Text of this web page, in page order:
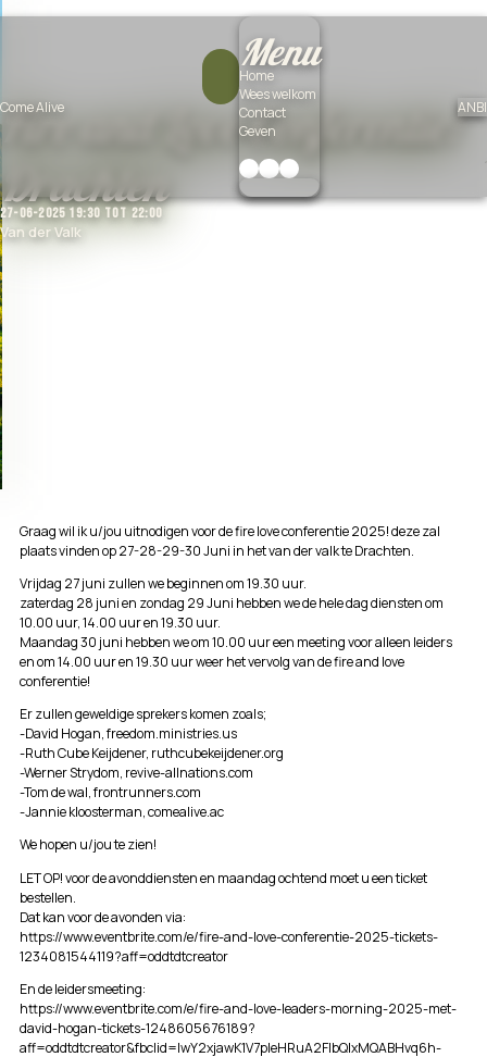
Come Alive
Menu
Home
Wees welkom
Contact
Geven
ANBI
Fire and Love Conferentie!
Drachten
27-06-2025 19:30 tot 22:00
Van der Valk
Graag wil ik u/jou uitnodigen voor de fire love conferentie 2025! deze zal
plaats vinden op 27-28-29-30 Juni in het van der valk te Drachten.
Vrijdag 27 juni zullen we beginnen om 19.30 uur.
zaterdag 28 juni en zondag 29 Juni hebben we de hele dag diensten om
10.00 uur, 14.00 uur en 19.30 uur.
Maandag 30 juni hebben we om 10.00 uur een meeting voor alleen leiders
en om 14.00 uur en 19.30 uur weer het vervolg van de fire and love
conferentie!
Er zullen geweldige sprekers komen zoals;
-David Hogan, freedom.ministries.us
-Ruth Cube Keijdener, ruthcubekeijdener.org
-Werner Strydom, revive-allnations.com
-Tom de wal, frontrunners.com
-Jannie kloosterman, comealive.ac
We hopen u/jou te zien!
LET OP! voor de avonddiensten en maandag ochtend moet u een ticket
bestellen.
Dat kan voor de avonden via:
https://www.eventbrite.com/e/fire-and-love-conferentie-2025-tickets-
1234081544119?aff=oddtdtcreator
En de leidersmeeting:
https://www.eventbrite.com/e/fire-and-love-leaders-morning-2025-met-
david-hogan-tickets-1248605676189?
aff=oddtdtcreator&fbclid=IwY2xjawK1V7pleHRuA2FlbQIxMQABHvq6h-